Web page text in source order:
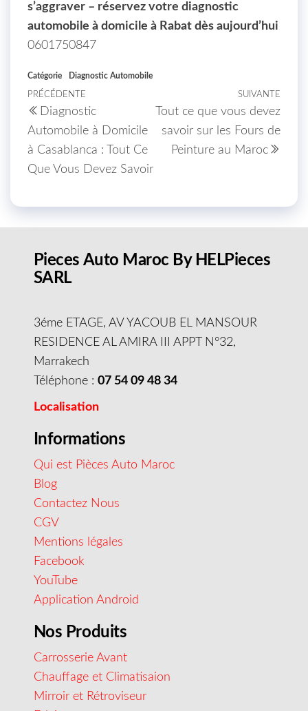
s’aggraver – réservez votre diagnostic
automobile à domicile à Rabat dès aujourd’hui
0601750847
Catégorie Diagnostic Automobile
Navigation de l’article
Article précédent
PRÉCÉDENTE
Diagnostic
Automobile à Domicile
à Casablanca : Tout Ce
Que Vous Devez Savoir
SUIVANTE
Tout ce que vous devez
savoir sur les Fours de
Peinture au Maroc
Pieces Auto Maroc By HELPieces
SARL
3éme ETAGE, AV YACOUB EL MANSOUR
RESIDENCE AL AMIRA III APPT N°32,
Marrakech
Téléphone : 07 54 09 48 34
Localisation
Informations
Qui est Pièces Auto Maroc
Blog
Contactez Nous
CGV
Mentions légales
Facebook
YouTube
Application Android
Nos Produits
Carrosserie Avant
Chauffage et Climatisaion
Mirroir et Rétroviseur